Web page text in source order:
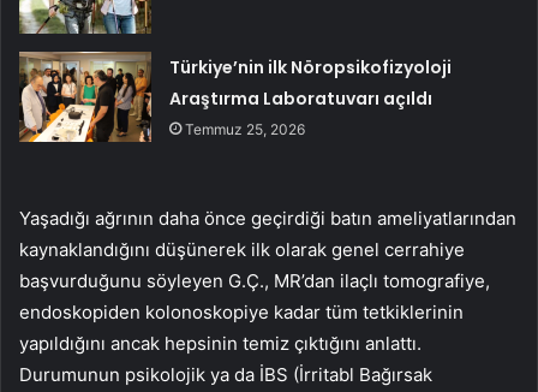
Türkiye’nin ilk Nöropsikofizyoloji
Araştırma Laboratuvarı açıldı
Temmuz 25, 2026
Yaşadığı ağrının daha önce geçirdiği batın ameliyatlarından
kaynaklandığını düşünerek ilk olarak genel cerrahiye
başvurduğunu söyleyen G.Ç., MR’dan ilaçlı tomografiye,
endoskopiden kolonoskopiye kadar tüm tetkiklerinin
yapıldığını ancak hepsinin temiz çıktığını anlattı.
Durumunun psikolojik ya da İBS (İrritabl Bağırsak